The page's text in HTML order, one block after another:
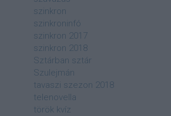
szinkron
szinkroninfó
szinkron 2017
szinkron 2018
Sztárban sztár
Szulejmán
tavaszi szezon 2018
telenovella
török kvíz